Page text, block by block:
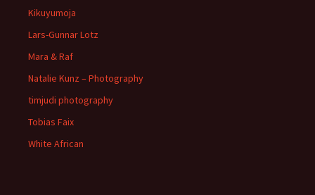
Kikuyumoja
Lars-Gunnar Lotz
Mara & Raf
Natalie Kunz – Photography
timjudi photography
Tobias Faix
White African